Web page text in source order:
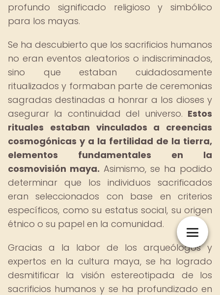
profundo significado religioso y simbólico
para los mayas.
Se ha descubierto que los sacrificios humanos
no eran eventos aleatorios o indiscriminados,
sino que estaban cuidadosamente
ritualizados y formaban parte de ceremonias
sagradas destinadas a honrar a los dioses y
asegurar la continuidad del universo. Estos
rituales estaban vinculados a creencias
cosmogónicas y a la fertilidad de la tierra,
elementos fundamentales en la
cosmovisión maya. Asimismo, se ha podido
determinar que los individuos sacrificados
eran seleccionados con base en criterios
específicos, como su estatus social, su origen
étnico o su papel en la comunidad.
Gracias a la labor de los arqueólogos y
expertos en la cultura maya, se ha logrado
desmitificar la visión estereotipada de los
sacrificios humanos y se ha profundizado en